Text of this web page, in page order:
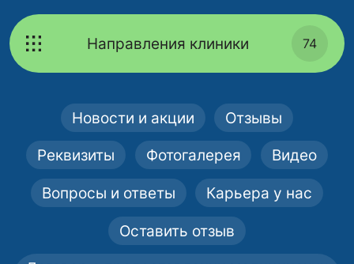
Направления клиники 74
Новости и акции Отзывы
Реквизиты Фотогалерея Видео
Вопросы и ответы Карьера у нас
Оставить отзыв